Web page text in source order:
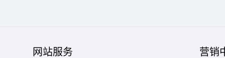
网站服务 营销